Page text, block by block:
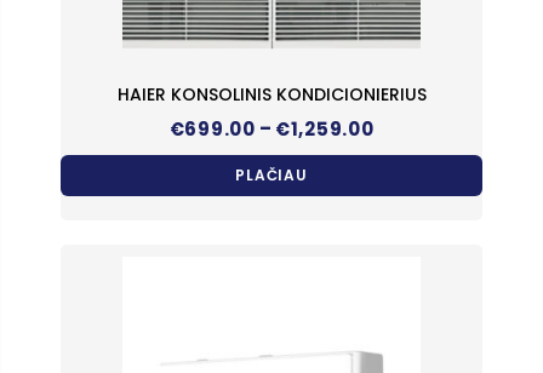
HAIER KONSOLINIS KONDICIONIERIUS
€699.00 – €1,259.00Price
€699.00
€1,259.00
PLAČIAU